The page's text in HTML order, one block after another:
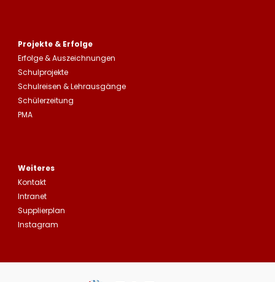
Projekte & Erfolge
Erfolge &Auszeichnungen
Schulprojekte
Schulreisen &Lehrausgänge
Schülerzeitung
PMA
Weiteres
Kontakt
Intranet
Supplierplan
Instagram